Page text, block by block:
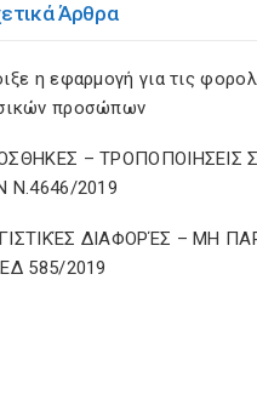
Άρθρα
η εφαρμογή για τις
προσώπων
– ΤΡΟΠΟΠΟΙΗΣΕΙΣ
Ν.4646/2019
ΔΙΑΦΟΡΈΣ – ΜΗ
585/2019